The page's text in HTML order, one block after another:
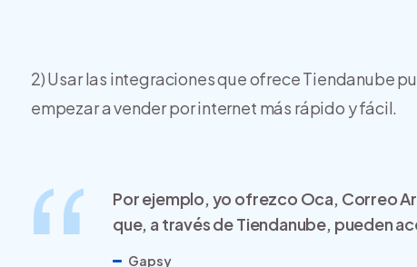
2)Usar las integraciones que ofrece Tiendanube
empezar a vender por internet más rápido y fácil.
Por ejemplo, yo ofrezco Oca, Correo
que, a través de Tiendanube, pueden
Gapsy